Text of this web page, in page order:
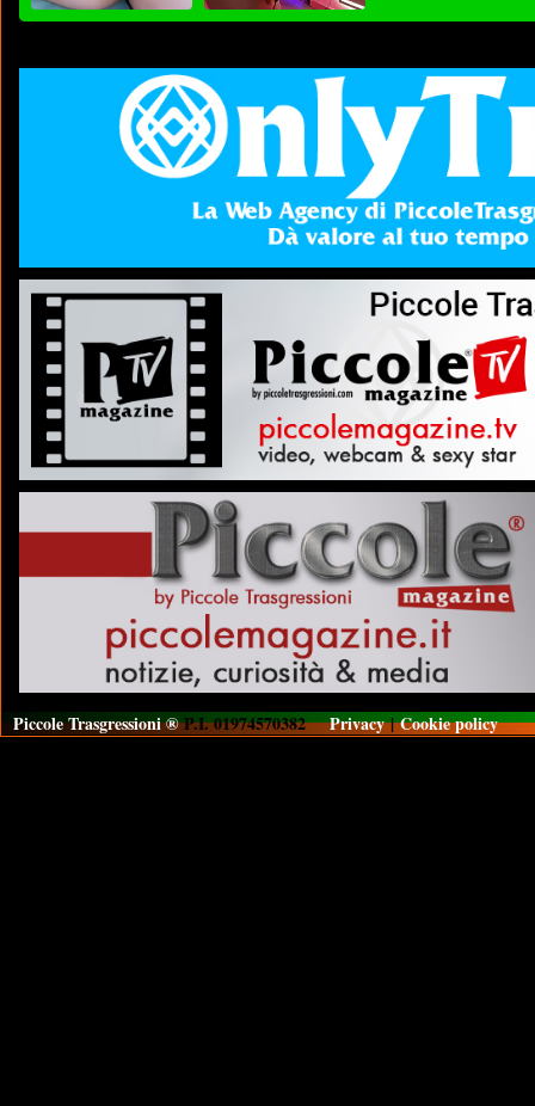
Piccole Trasgressioni ®P.I. 01974570382Privacy|Cookie policy